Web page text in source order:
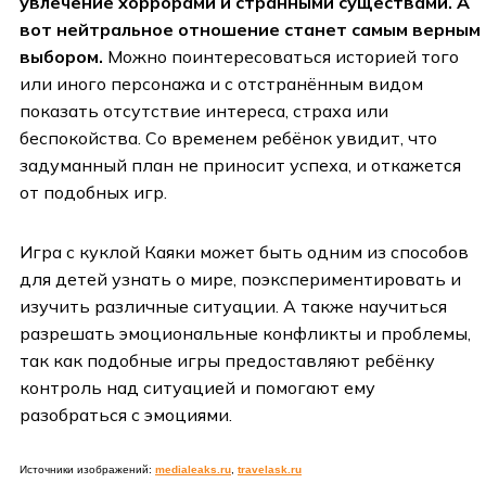
вот нейтральное отношение станет самым верным
выбором. Можно поинтересоваться историей того
или иного персонажа и с отстранённым видом
показать отсутствие интереса, страха или
беспокойства. Со временем ребёнок увидит, что
задуманный план не приносит успеха, и откажется
от подобных игр.
Игра с куклой Каяки может быть одним из способов
для детей узнать о мире, поэкспериментировать и
изучить различные ситуации. А также научиться
разрешать эмоциональные конфликты и проблемы,
так как подобные игры предоставляют ребёнку
контроль над ситуацией и помогают ему
разобраться с эмоциями.
Источники изображений: medialeaks.ru travelask.ru